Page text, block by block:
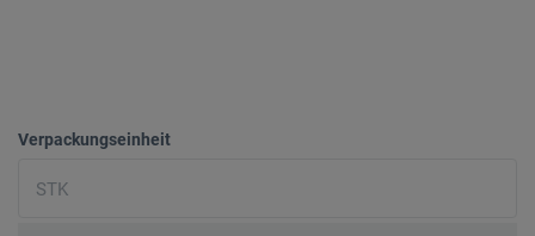
Verpackungseinheit